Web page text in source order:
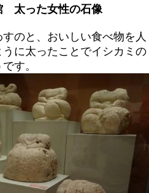
太った女性の石像
のと、おいしい食べ物を人
に太ったことでイシカミの
す。